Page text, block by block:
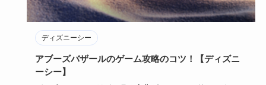
ディズニーシー
アブーズバザールのゲーム攻略のコツ！【ディズニ
ーシー】